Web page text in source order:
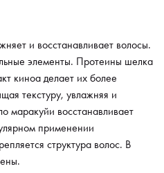
и восстанавливает волосы.
элементы. Протеины шелка
киноа делает их более
текстуру, увлажняя и
маракуйи восстанавливает
применении
структура волос. В